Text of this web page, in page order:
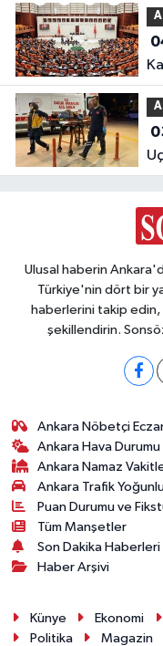
Ulusal haberin
Türkiye'nin dört bir
haberlerini takip edin,
şekillendirin.
Ankara Nöbetçi
Ankara Hava Durumu
Ankara Namaz
Ankara Trafik
Puan Durumu ve
Tüm Manşetler
Son Dakika Haberleri
Haber Arşivi
Künye Ekonomi
Politika
Magazin